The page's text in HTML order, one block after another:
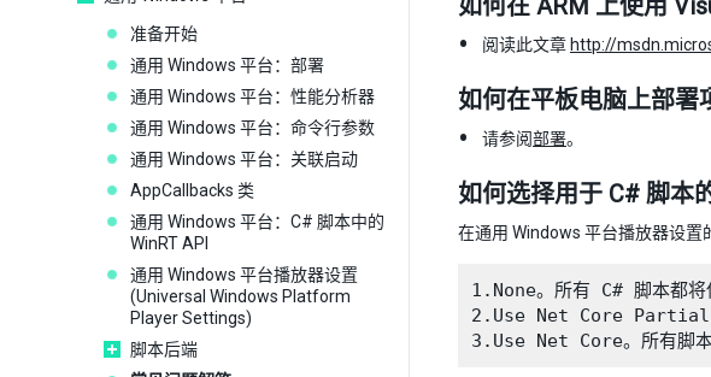
准备开始
通用 Windows 平台：部署
通用 Windows 平台：性能分析器
通用 Windows 平台：命令行参数
通用 Windows 平台：关联启动
AppCallbacks 类
通用 Windows 平台：C# 脚本中的
WinRT API
通用 Windows 平台播放器设置
(Universal Windows Platform
Player Settings)
脚本后端
如何在 ARM 上使用
阅读此文章 http://
如何在平板电脑上部署
请参阅部署。
如何选择用于 C# 脚本
在通用 Windows 平台播放器设置
1.None。所有 C# 脚本都将
2.Use Net Core Partially